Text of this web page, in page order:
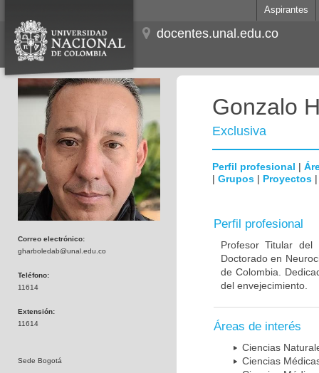
Aspirantes
docentes.unal.edu.co
Correo electrónico:
gharboledab@unal.edu.co
Teléfono:
11614
Extensión:
11614
Sede Bogotá
Gonzalo
Exclusiva
Perfil profesional |
| Grupos | Proyectos
Perfil profesional
Profesor Titular
Doctorado en
de Colombia.
del envejecimiento.
Áreas de interés
Ciencias
Ciencias